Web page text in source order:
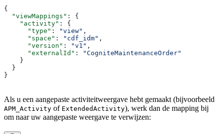
{
  "viewMappings"
: {
    "activity"
: {
      "type"
: "view" ,
      "space"
: "cdf_idm" ,
      "version"
: "v1" ,
      "externalId"
:
"CogniteMaintenanceOrder"
    }
  }
}
Als u een aangepaste activiteitweergave hebt gemaakt (bijvoorbeeld
APM_Activity of ExtendedActivity), werk dan de mapping bij
om naar uw aangepaste weergave te verwijzen: